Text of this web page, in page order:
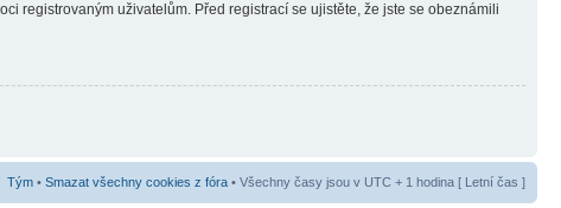
registrovaným uživatelům. Před registrací se ujistěte, že jste se obeznámili
Tým • Smazat všechny cookies z fóra • Všechny časy jsou v UTC + 1 hodina [ Letní čas ]